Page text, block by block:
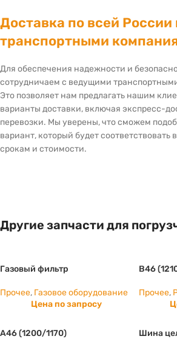
Доставка по всей
транспортными
Для обеспечения надежности и
сотрудничаем с ведущими
Это позволяет нам предлагать нашим
варианты доставки, включая экспресс-
перевозки. Мы уверены, что сможем
вариант, который будет
срокам и стоимости.
Другие запчасти для
Газовый фильтр
Прочее, Газовое оборудование
Цена по запросу
B46
Прочее,
А46 (1200/1170)
Шина